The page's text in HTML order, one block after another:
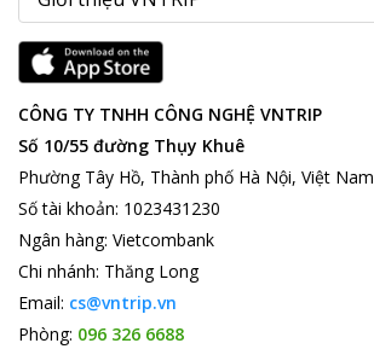
CÔNG TY TNHH CÔNG NGHỆ VNTRIP
Số 10/55 đường Thụy Khuê
Phường Tây Hồ, Thành phố Hà Nội, Việt Nam
Số tài khoản: 1023431230
Ngân hàng: Vietcombank
Chi nhánh: Thăng Long
Email: cs@vntrip.vn
Phòng: 096 326 6688